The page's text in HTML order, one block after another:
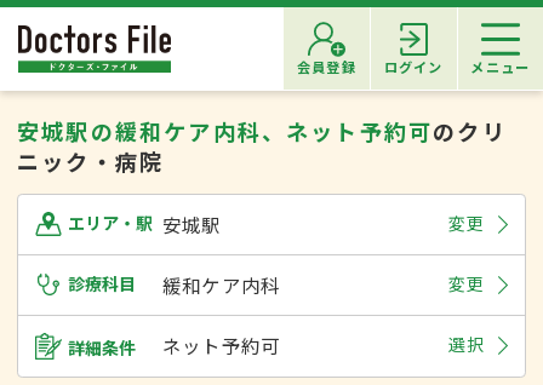
会員登録 ログイン メニュー
安城駅の緩和ケア内科、ネット予約可のクリ
ニック・病院
エリア・駅 安城駅 変更
診療科目 緩和ケア内科 変更
詳細条件 ネット予約可 選択